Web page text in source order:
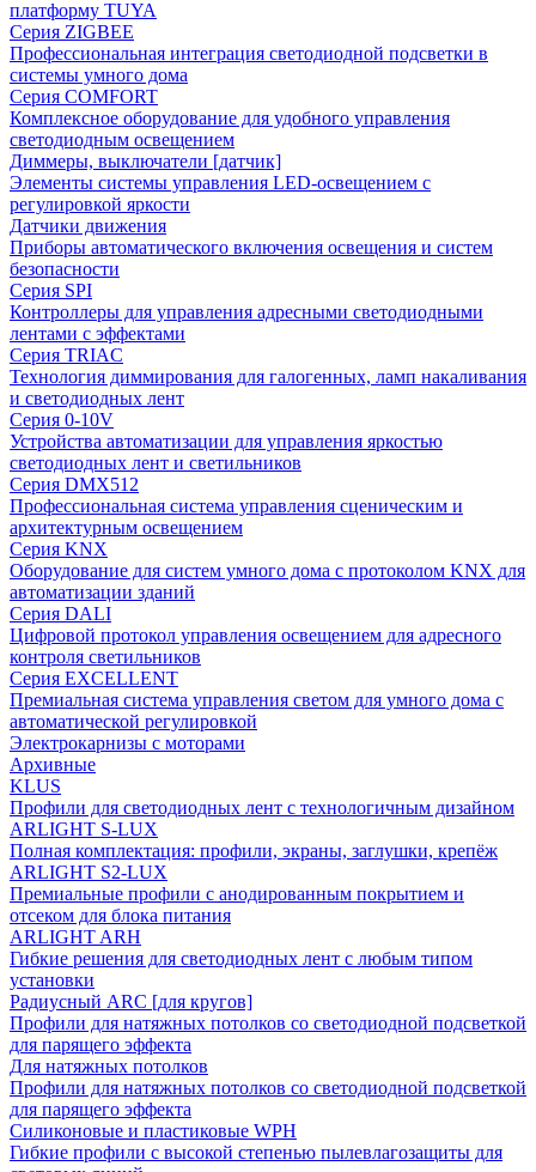
платформу TUYA
Серия ZIGBEE
Профессиональная интеграция светодиодной подсветки в
системы умного дома
Серия COMFORT
Комплексное оборудование для удобного управления
светодиодным освещением
Диммеры, выключатели [датчик]
Элементы системы управления LED-освещением с
регулировкой яркости
Датчики движения
Приборы автоматического включения освещения и систем
безопасности
Серия SPI
Контроллеры для управления адресными светодиодными
лентами с эффектами
Серия TRIAC
Технология диммирования для галогенных, ламп накаливания
и светодиодных лент
Серия 0-10V
Устройства автоматизации для управления яркостью
светодиодных лент и светильников
Серия DMX512
Профессиональная система управления сценическим и
архитектурным освещением
Серия KNX
Оборудование для систем умного дома с протоколом KNX для
автоматизации зданий
Серия DALI
Цифровой протокол управления освещением для адресного
контроля светильников
Серия EXCELLENT
Премиальная система управления светом для умного дома с
автоматической регулировкой
Электрокарнизы с моторами
Архивные
KLUS
Профили для светодиодных лент с технологичным дизайном
ARLIGHT S-LUX
Полная комплектация: профили, экраны, заглушки, крепёж
ARLIGHT S2-LUX
Премиальные профили с анодированным покрытием и
отсеком для блока питания
ARLIGHT ARH
Гибкие решения для светодиодных лент с любым типом
установки
Радиусный ARC [для кругов]
Профили для натяжных потолков со светодиодной подсветкой
для парящего эффекта
Для натяжных потолков
Профили для натяжных потолков со светодиодной подсветкой
для парящего эффекта
Силиконовые и пластиковые WPH
Гибкие профили с высокой степенью пылевлагозащиты для